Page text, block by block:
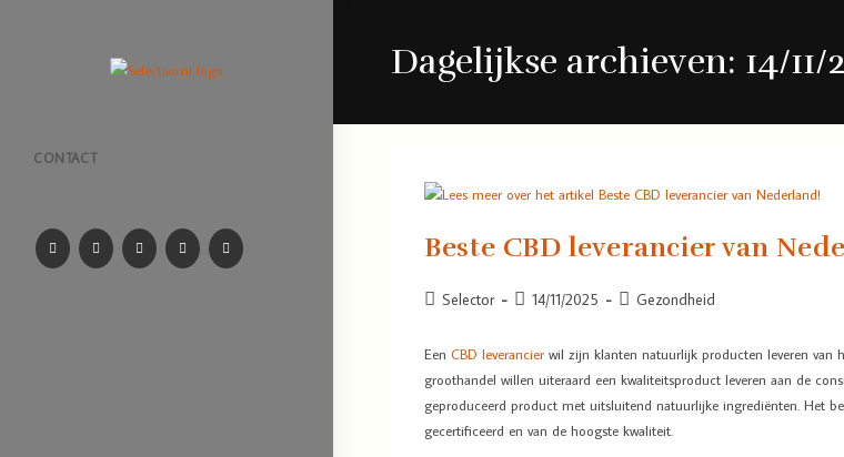
CONTACT
Dagelijkse archieven: 14/11/
Beste CBD leverancier van
Selector 14/11/2025 Gezondheid
EenCBD leverancier wil zijn klanten natuurlijk producten leveren van
groothandel willen uiteraard een kwaliteitsproduct leveren aan de
geproduceerd product met uitsluitend natuurlijke ingrediënten. Het
gecertificeerd en van de hoogste kwaliteit.